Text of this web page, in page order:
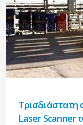
Τρισδιάστατη
Laser Scanner